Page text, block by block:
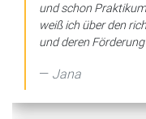
und schon
weiß ich über den
und deren
Jana